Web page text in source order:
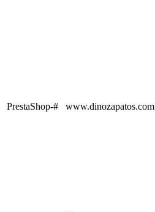
PrestaShop-# www.dinozapatos.com